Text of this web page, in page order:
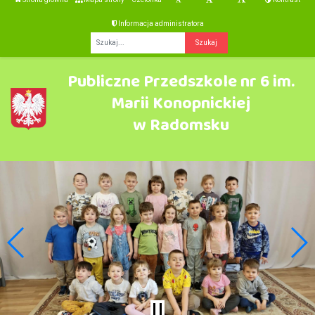
Informacja administratora
Publiczne Przedszkole nr 6 im.
Marii Konopnickiej
w Radomsku